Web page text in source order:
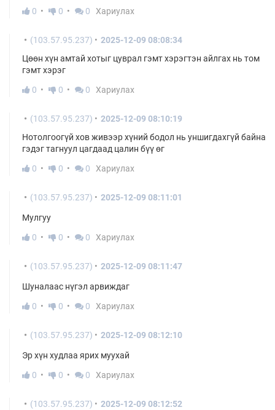
0
0 0 Хариулах
(103.57.95.237)
2025-12-09 08:08:34
Цөөн хүн амтай хотыг цуврал гэмт хэрэгтэн айлгах нь том
гэмт хэрэг
0
0 0 Хариулах
(103.57.95.237)
2025-12-09 08:10:19
Нотолгоогүй хов живээр хүний бодол нь уншигдахгүй байна
гэдэг тагнуул цагдаад цалин бүү өг
0
0 0 Хариулах
(103.57.95.237) 2025-12-09 08:11:01
Мулгуу
0
0 0 Хариулах
(103.57.95.237) 2025-12-09 08:11:47
Шуналаас нүгэл арвиждаг
0
0 0 Хариулах
(103.57.95.237) 2025-12-09 08:12:10
Эр хүн худлаа ярих муухай
0
0 0 Хариулах
(103.57.95.237)
2025-12-09 08:12:52